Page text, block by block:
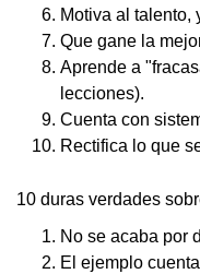
Motiva al talento,
Que gane la
Aprende a
lecciones).
Cuenta con
Rectifica lo que
10 duras verdades
No se acaba por
El ejemplo